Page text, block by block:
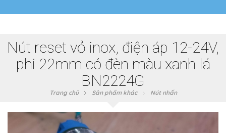
Nút reset vỏ inox, điện áp 12-24V,
phi 22mm có đèn màu xanh lá
BN2224G
Trang chủ Sản phẩm khác Nút nhấn